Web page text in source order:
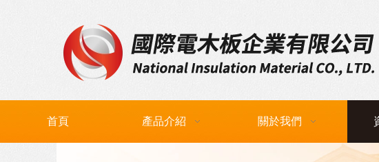
首頁 產品介紹 關於我們